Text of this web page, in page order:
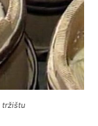
tržištu